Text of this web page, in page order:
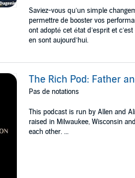
Saviez-vous qu’un simple
permettre de booster vos
ont adopté cet état d’esprit et
en sont aujourd’hui.
The Rich Pod: Father
Pas de notations
This podcast is run by Allen and
raised in Milwaukee, Wisconsin
each other. ...